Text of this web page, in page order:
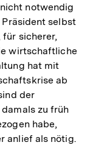
notwendig
selbst
für sicherer,
wirtschaftliche
hat mit
ab
der
zu früh
habe,
anlief als nötig.